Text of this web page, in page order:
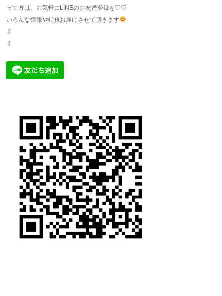
って方は、お気軽にLINEのお友達登録を♡♡
いろんな情報や特典お届けさせて頂きます
⇩
⇩